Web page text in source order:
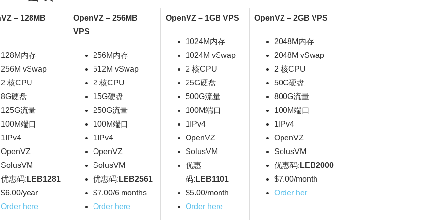
– 128MB
128M内存
256M vSwap
2 核CPU
8G硬盘
125G流量
100M端口
1IPv4
OpenVZ
SolusVM
优惠码: LEB1281
$6.00/year
Order here
OpenVZ – 256MB
VPS
256M内存
512M vSwap
2 核CPU
15G硬盘
250G流量
100M端口
1IPv4
OpenVZ
SolusVM
优惠码: LEB2561
$7.00/6 months
Order here
OpenVZ – 1GB VPS
1024M内存
1024M vSwap
2 核CPU
25G硬盘
500G流量
100M端口
1IPv4
OpenVZ
SolusVM
优惠
码: LEB1101
$5.00/month
Order here
OpenVZ – 2GB VPS
2048M内存
2048M vSwap
2 核CPU
50G硬盘
800G流量
100M端口
1IPv4
OpenVZ
SolusVM
优惠码: LEB2000
$7.00/month
Order her